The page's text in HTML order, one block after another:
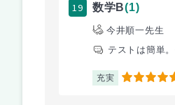
19 数学B(1)
今井順一先生
テストは簡単
充実 5